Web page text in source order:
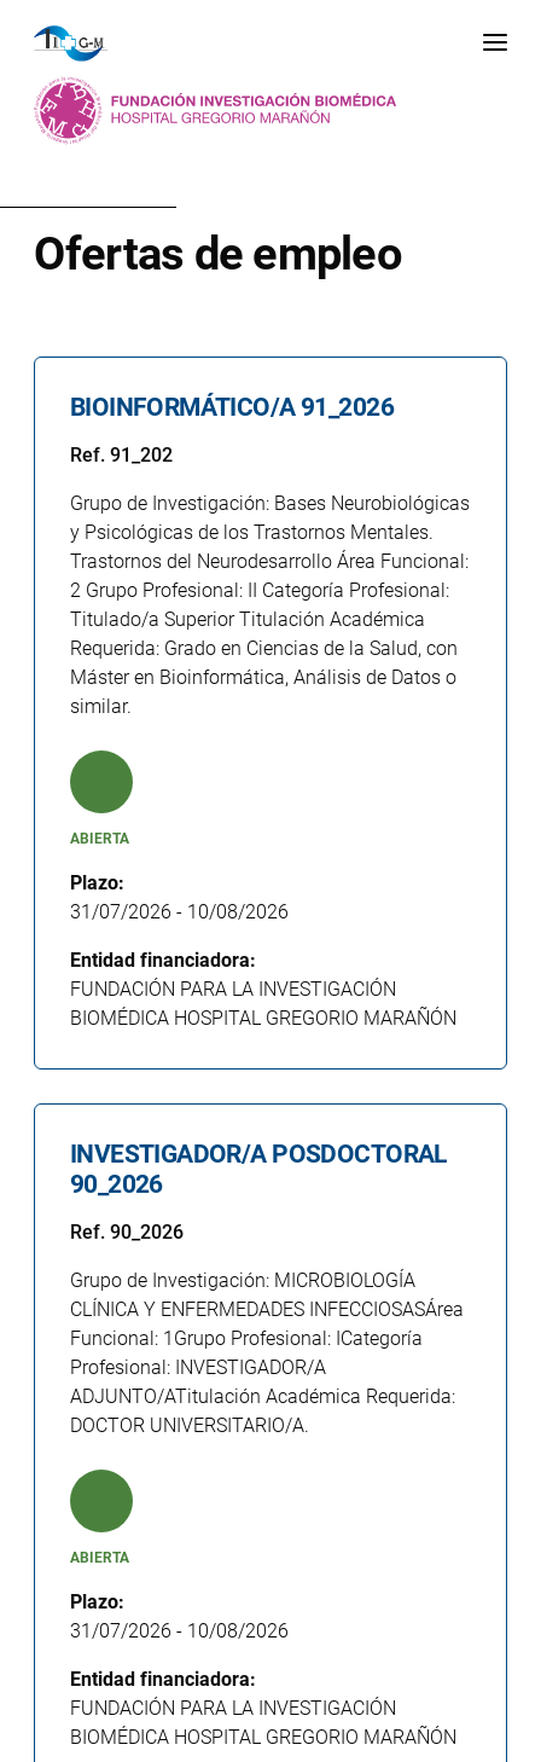
Ofertas de empleo
BIOINFORMÁTICO/A 91_2026
Ref. 91_202
Grupo de Investigación: Bases Neurobiológicas
y Psicológicas de los Trastornos Mentales.
Trastornos del Neurodesarrollo Área Funcional:
2 Grupo Profesional: II Categoría Profesional:
Titulado/a Superior Titulación Académica
Requerida: Grado en Ciencias de la Salud, con
Máster en Bioinformática, Análisis de Datos o
similar.
ABIERTA
Plazo:
31/07/2026 - 10/08/2026
Entidad financiadora:
FUNDACIÓN PARA LA INVESTIGACIÓN
BIOMÉDICA HOSPITAL GREGORIO MARAÑÓN
INVESTIGADOR/A POSDOCTORAL
90_2026
Ref. 90_2026
Grupo de Investigación: MICROBIOLOGÍA
CLÍNICA Y ENFERMEDADES INFECCIOSASÁrea
Funcional: 1Grupo Profesional: ICategoría
Profesional: INVESTIGADOR/A
ADJUNTO/ATitulación Académica Requerida:
DOCTOR UNIVERSITARIO/A.
ABIERTA
Plazo:
31/07/2026 - 10/08/2026
Entidad financiadora:
FUNDACIÓN PARA LA INVESTIGACIÓN
BIOMÉDICA HOSPITAL GREGORIO MARAÑÓN